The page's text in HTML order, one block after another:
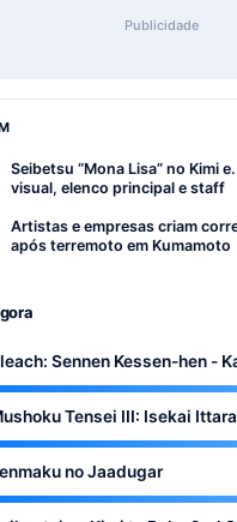
Publicidade
Seibetsu “Mona Lisa” no Kimi
visual, elenco principal e staff
Artistas e empresas criam
após terremoto em Kumamoto
Sennen Kessen-hen -
Tensei III: Isekai
no Jaadugar